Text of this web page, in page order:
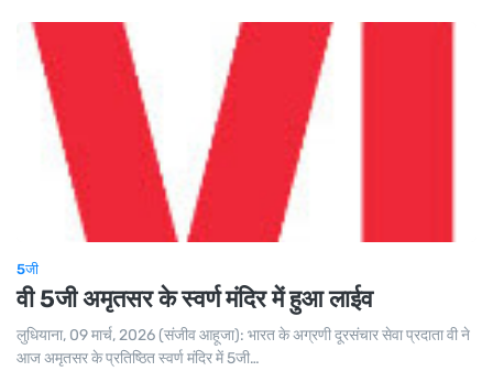
5जी
वी 5जी अमृतसर के स्वर्ण मंदिर में हुआ लाईव
लुधियाना, 09 मार्च, 2026 (संजीव आहूजा): भारत के अग्रणी दूरसंचार सेवा प्रदाता वी ने
आज अमृतसर के प्रतिष्ठित स्वर्ण मंदिर में 5जी…